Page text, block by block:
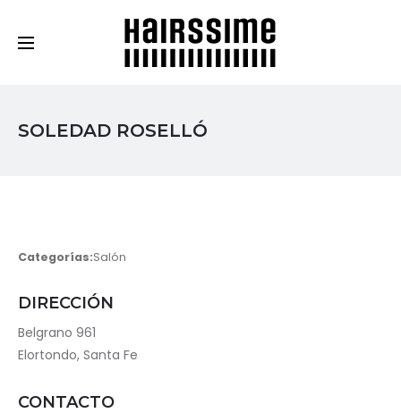
SOLEDAD ROSELLÓ
Categorías:Salón
DIRECCIÓN
Belgrano 961
Elortondo, Santa Fe
CONTACTO